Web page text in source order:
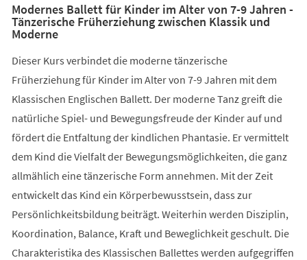
Modernes Ballett für Kinder im Alter von 7-9 Jahren -
Tänzerische Früherziehung zwischen Klassik und
Moderne
Dieser Kurs verbindet die moderne tänzerische
Früherziehung für Kinder im Alter von 7-9 Jahren mit dem
Klassischen Englischen Ballett. Der moderne Tanz greift die
natürliche Spiel- und Bewegungsfreude der Kinder auf und
fördert die Entfaltung der kindlichen Phantasie. Er vermittelt
dem Kind die Vielfalt der Bewegungsmöglichkeiten, die ganz
allmählich eine tänzerische Form annehmen. Mit der Zeit
entwickelt das Kind ein Körperbewusstsein, dass zur
Persönlichkeitsbildung beiträgt. Weiterhin werden Disziplin,
Koordination, Balance, Kraft und Beweglichkeit geschult. Die
Charakteristika des Klassischen Ballettes werden aufgegriffen